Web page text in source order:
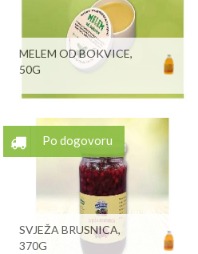
MELEM OD BOKVICE,
50G
Po dogovoru
SVJEŽA BRUSNICA,
370G